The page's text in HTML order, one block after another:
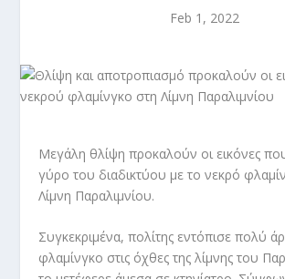
Feb 1, 2022
Μεγάλη θλίψη προκαλούν οι εικόνες
γύρο του διαδικτύου με το νεκρό
Λίμνη Παραλιμνίου.
Συγκεκριμένα, πολίτης εντόπισε πολύ
φλαμίνγκο στις όχθες της λίμνης του